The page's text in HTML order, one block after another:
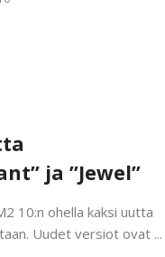
ja ”Jewel”
10:n ohella kaksi uutta
Uudet versiot ovat ...